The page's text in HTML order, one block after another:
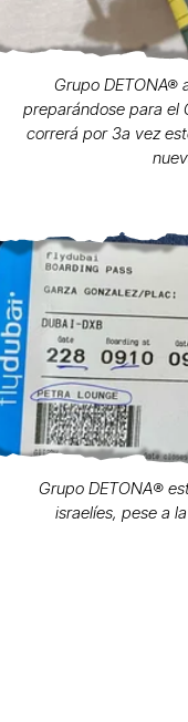
Grupo DETONA®
preparándose para el
correrá por 3a vez
Grupo DETONA®️
israelíes, pese a